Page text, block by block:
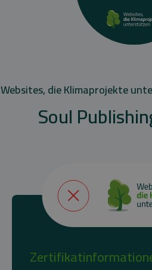
Websites, die Klimaprojekte
Soul